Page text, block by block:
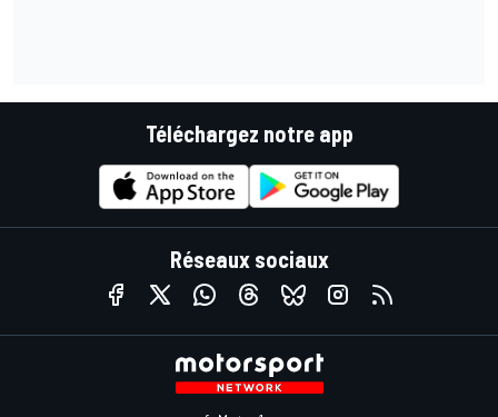
Téléchargez notre app
Réseaux sociaux